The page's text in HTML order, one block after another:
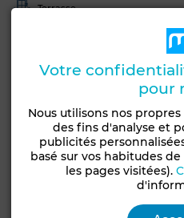
Terrasse
Votre
pour
Nous utilisons nos
des fins d'analyse et
publicités
basé sur vos habitudes
les pages visitées).